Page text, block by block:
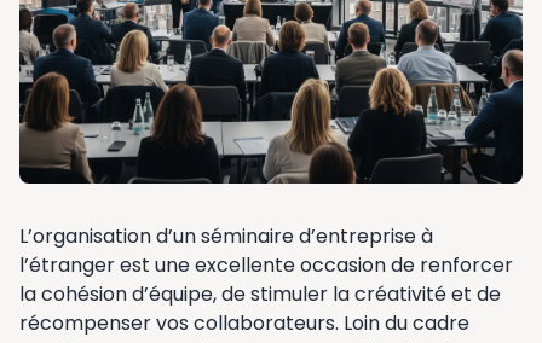
L’organisation d’un séminaire d’entreprise à
l’étranger est une excellente occasion de renforcer
la cohésion d’équipe, de stimuler la créativité et de
récompenser vos collaborateurs. Loin du cadre